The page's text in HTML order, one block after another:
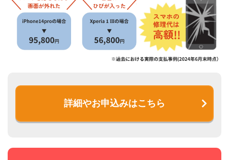
詳細やお申込みはこちら